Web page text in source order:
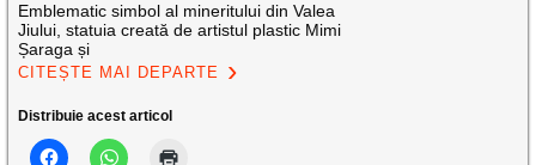
Emblematic simbol al mineritului din Valea
Jiului, statuia creată de artistul plastic Mimi
Șaraga și
CITEȘTE MAI DEPARTE
Distribuie acest articol